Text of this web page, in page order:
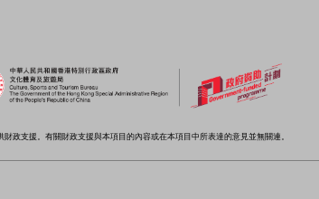
政支援。有關財政支援與本項目的內容或在本項目中所表達的意見並無關連。